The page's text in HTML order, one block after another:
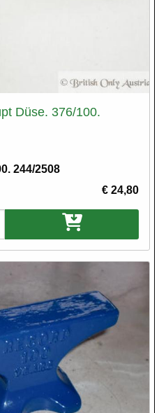
Düse. 376/100.
244/2508
€ 24,80